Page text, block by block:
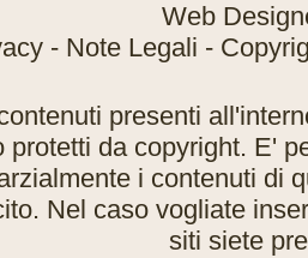
Web
- Note Legali -
presenti
protetti da copyright. E'
i contenuti di
Nel caso vogliate
siti siete